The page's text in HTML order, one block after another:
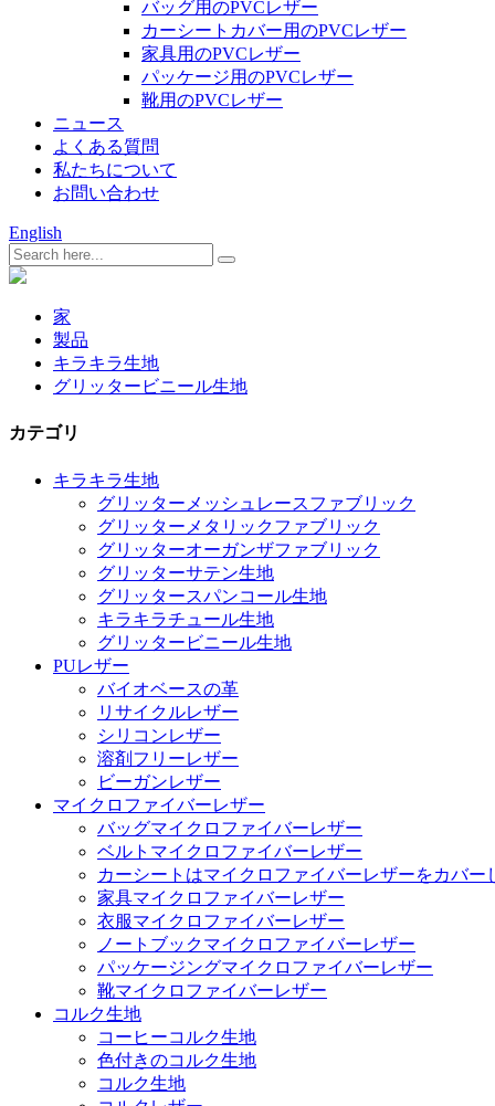
バッグ用のPVCレザー
カーシートカバー用のPVCレザー
家具用のPVCレザー
パッケージ用のPVCレザー
靴用のPVCレザー
ニュース
よくある質問
私たちについて
お問い合わせ
English
家
製品
キラキラ生地
グリッタービニール生地
カテゴリ
キラキラ生地
グリッターメッシュレースファブリック
グリッターメタリックファブリック
グリッターオーガンザファブリック
グリッターサテン生地
グリッタースパンコール生地
キラキラチュール生地
グリッタービニール生地
PUレザー
バイオベースの革
リサイクルレザー
シリコンレザー
溶剤フリーレザー
ビーガンレザー
マイクロファイバーレザー
バッグマイクロファイバーレザー
ベルトマイクロファイバーレザー
カーシートはマイクロファイバーレザーをカバー
家具マイクロファイバーレザー
衣服マイクロファイバーレザー
ノートブックマイクロファイバーレザー
パッケージングマイクロファイバーレザー
靴マイクロファイバーレザー
コルク生地
コーヒーコルク生地
色付きのコルク生地
コルク生地